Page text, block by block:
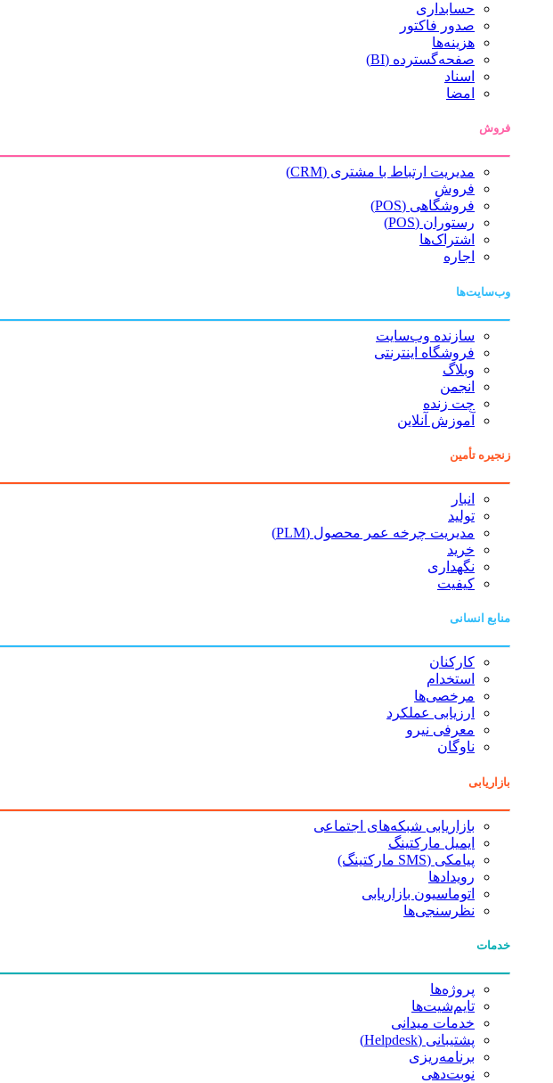
حسابداری
صدور فاکتور
هزینه‌ها
صفحه‌گسترده (BI)
اسناد
امضا
فروش
مدیریت ارتباط با مشتری (CRM)
فروش
فروشگاهی (POS)
رستوران (POS)
اشتراک‌ها
اجاره
وب‌سایت‌ها
سازنده وب‌سایت
فروشگاه اینترنتی
وبلاگ
انجمن
چت زنده
آموزش آنلاین
زنجیره تأمین
انبار
تولید
مدیریت چرخه عمر محصول (PLM)
خرید
نگهداری
کیفیت
منابع انسانی
کارکنان
استخدام
مرخصی‌ها
ارزیابی عملکرد
معرفی نیرو
ناوگان
بازاریابی
بازاریابی شبکه‌های اجتماعی
ایمیل مارکتینگ
پیامکی (SMS مارکتینگ)
رویدادها
اتوماسیون بازاریابی
نظرسنجی‌ها
خدمات
پروژه‌ها
تایم‌شیت‌ها
خدمات میدانی
پشتیبانی (Helpdesk)
برنامه‌ریزی
نوبت‌دهی